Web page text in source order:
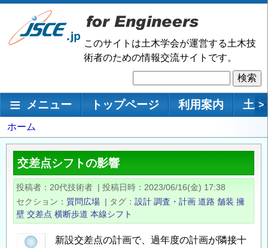
メ
ン
移
このサイトは土木学会が運営する土木技
術者のための情報交流サイトです。
索
メインナビゲーション
メニュー トップページ 利用案内 土 >
パ
ン
く
ず
ホーム
交差点シフトの影響
投稿者 20代技術者 | 投稿日時
2023/06/16(金) 17:38
セクション
質問広場 | タグ 設計 調査・計画 道路 舗装 擁
壁 交差点 横断歩道 本線シフト
新設交差点の計画で、過年度の計画が隣接十